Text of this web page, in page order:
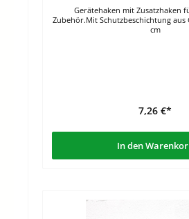
Gerätehaken mit Zusatzhaken
Zubehör.Mit Schutzbeschichtung aus
cm
7,26 €*
In den